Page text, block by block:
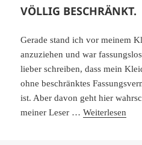
VÖLLIG BESCHRÄNKT.
Gerade stand ich vor meinem
anzuziehen und war
lieber schreiben, dass mein
ohne beschränktes
ist. Aber davon geht hier
meiner Leser …Weiterlesen